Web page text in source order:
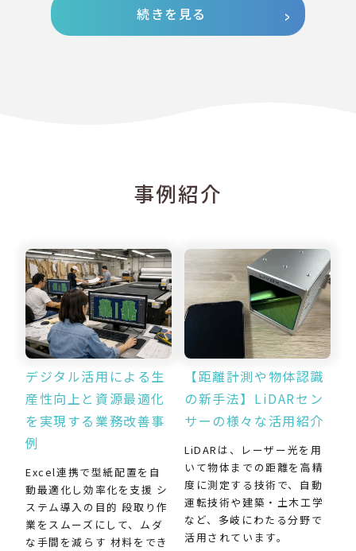
続きを見る
事例紹介
デジタル活用による生
産性向上と資源最適化
を実現する業務改善事
例
Excel連携で型紙配置を自
動最適化し効率化を支援 シ
ステム導入の目的 段取り作
業をスムーズにして、ムダ
な手間を減らす 材料をでき
【距離計測や物体認識
の新手法】LiDARセン
サーの様々な活用紹介
LiDARは、レーザー光を用
いて物体までの距離を高精
度に測定する技術で、自動
運転技術や建築・土木工学
など、多岐にわたる分野で
活用されています。